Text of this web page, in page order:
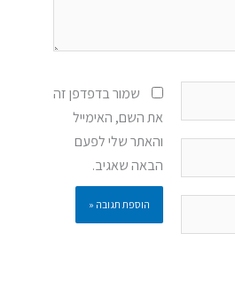
שמור בדפדפן זה
את השם, האימייל
והאתר שלי לפעם
הבאה שאגיב.